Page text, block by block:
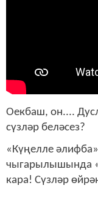
Оекбаш, он....
сүзләр беләсез?
«Күңелле
чыгарылышында
кара! Сүзләр